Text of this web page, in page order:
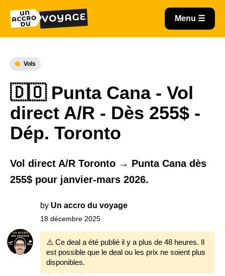
Vols
🇩🇴 Punta Cana - Vol
direct A/R - Dès 255$ -
Dép. Toronto
Vol direct A/R Toronto → Punta Cana dès
255$ pour janvier-mars 2026.
by Un accro du voyage
18 décembre 2025
⚠️ Ce deal a été publié il y a plus de 48 heures. Il
est possible que le deal ou les prix ne soient plus
disponibles.